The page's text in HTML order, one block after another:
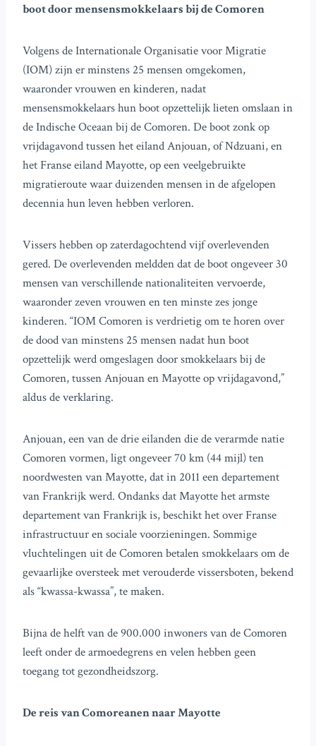
boot door mensensmokkelaars bij de Comoren
Volgens de Internationale Organisatie voor Migratie
(IOM) zijn er minstens 25 mensen omgekomen,
waaronder vrouwen en kinderen, nadat
mensensmokkelaars hun boot opzettelijk lieten omslaan in
de Indische Oceaan bij de Comoren. De boot zonk op
vrijdagavond tussen het eiland Anjouan, of Ndzuani, en
het Franse eiland Mayotte, op een veelgebruikte
migratieroute waar duizenden mensen in de afgelopen
decennia hun leven hebben verloren.
Vissers hebben op zaterdagochtend vijf overlevenden
gered. De overlevenden meldden dat de boot ongeveer 30
mensen van verschillende nationaliteiten vervoerde,
waaronder zeven vrouwen en ten minste zes jonge
kinderen. “IOM Comoren is verdrietig om te horen over
de dood van minstens 25 mensen nadat hun boot
opzettelijk werd omgeslagen door smokkelaars bij de
Comoren, tussen Anjouan en Mayotte op vrijdagavond,”
aldus de verklaring.
Anjouan, een van de drie eilanden die de verarmde natie
Comoren vormen, ligt ongeveer 70 km (44 mijl) ten
noordwesten van Mayotte, dat in 2011 een departement
van Frankrijk werd. Ondanks dat Mayotte het armste
departement van Frankrijk is, beschikt het over Franse
infrastructuur en sociale voorzieningen. Sommige
vluchtelingen uit de Comoren betalen smokkelaars om de
gevaarlijke oversteek met verouderde vissersboten, bekend
als “kwassa-kwassa”, te maken.
Bijna de helft van de 900.000 inwoners van de Comoren
leeft onder de armoedegrens en velen hebben geen
toegang tot gezondheidszorg.
De reis van Comoreanen naar Mayotte